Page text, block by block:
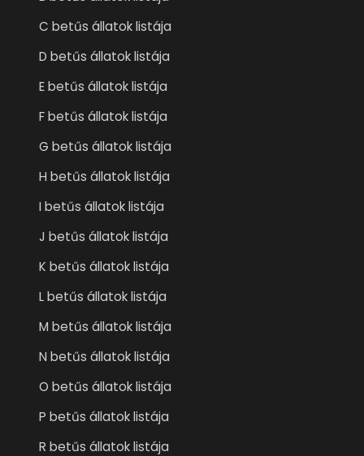
C betűs állatok listája
D betűs állatok listája
E betűs állatok listája
F betűs állatok listája
G betűs állatok listája
H betűs állatok listája
I betűs állatok listája
J betűs állatok listája
K betűs állatok listája
L betűs állatok listája
M betűs állatok listája
N betűs állatok listája
O betűs állatok listája
P betűs állatok listája
R betűs állatok listája